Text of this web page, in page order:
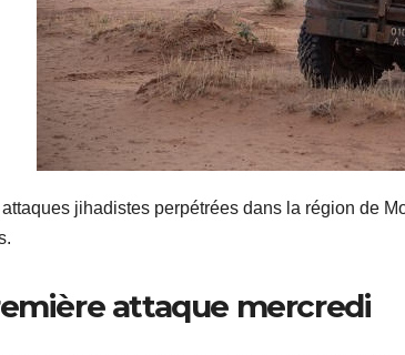
jihadistes perpétrées dans la région de
attaque mercredi